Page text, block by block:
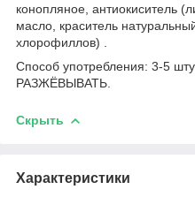
конопляное, антиокиситель
масло, краситель
хлорофиллов) .
Способ употребления: 3-5
РАЗЖЁВЫВАТЬ.
Скрыть
Характеристики